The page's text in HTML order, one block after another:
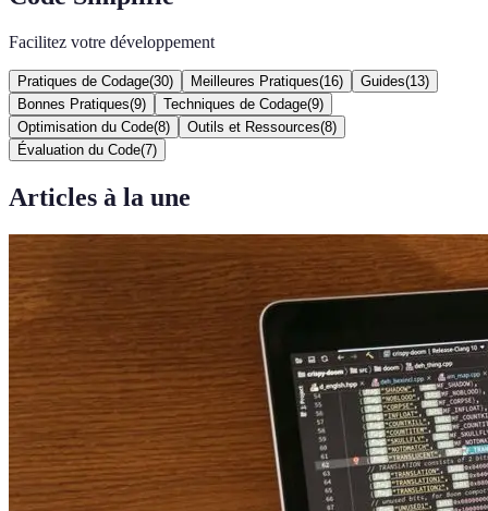
Facilitez votre développement
Pratiques de Codage(30) Meilleures Pratiques(16) Guides(13)
Bonnes Pratiques(9) Techniques de Codage(9)
Optimisation du Code(8) Outils et Ressources(8)
Évaluation du Code(7)
Articles à la une